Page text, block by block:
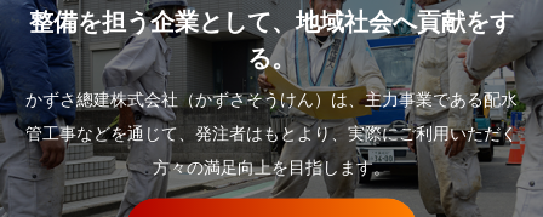
整備を担う企業として、地域社会へ貢献をす
る。
かずさ總建株式会社（かずさそうけん）は、主力事業である配水
管工事などを通じて、発注者はもとより、実際にご利用いただく
方々の満足向上を目指します。